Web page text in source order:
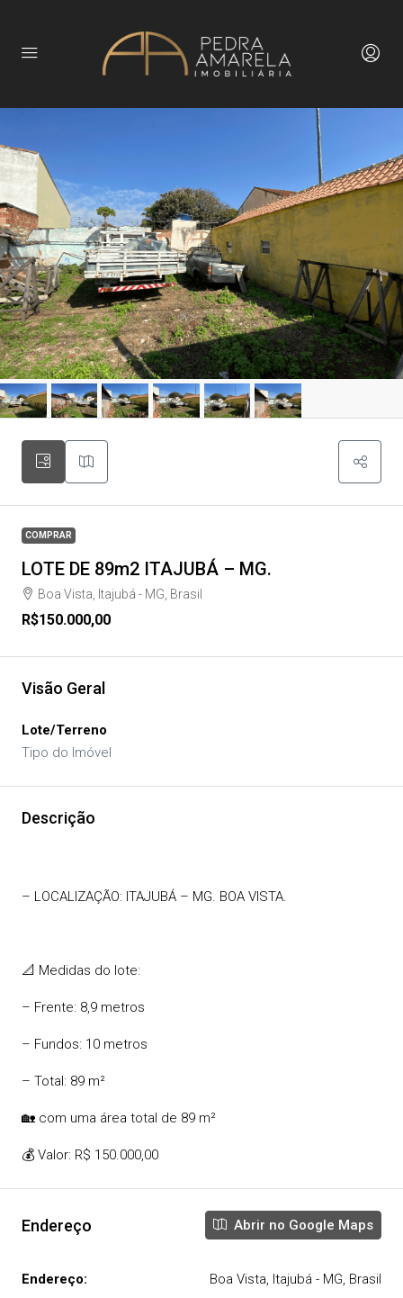
COMPRAR
LOTE DE 89m2 ITAJUBÁ – MG.
Boa Vista, Itajubá - MG, Brasil
R$150.000,00
Visão Geral
Lote/Terreno
Tipo do Imóvel
Descrição
– LOCALIZAÇÃO: ITAJUBÁ – MG. BOA VISTA.
📐 Medidas do lote:
– Frente: 8,9 metros
– Fundos: 10 metros
– Total: 89 m²
🏡 com uma área total de 89 m²
💰 Valor: R$ 150.000,00
Endereço Abrir no Google Maps
Endereço: Boa Vista, Itajubá - MG, Brasil